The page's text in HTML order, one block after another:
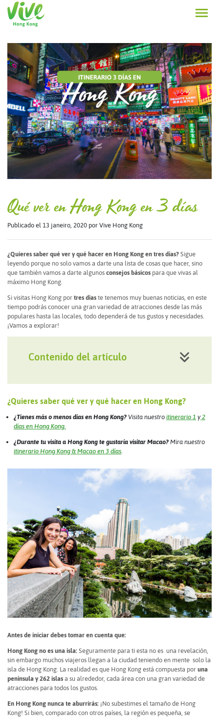
Qué ver en Hong Kong en 3 días
Publicado el 13 janeiro, 2020 por Vive Hong Kong
¿Quieres saber qué ver y qué hacer en Hong Kong en tres días? Sigue
leyendo porque no solo vamos a darte una lista de cosas que hacer, sino
que también vamos a darte algunos consejos básicos para que vivas al
máximo Hong Kong.
Si visitas Hong Kong por tres días te tenemos muy buenas noticias, en este
tiempo podrás conocer una gran variedad de atracciones desde las más
populares hasta las locales, todo dependerá de tus gustos y necesidades.
¡Vamos a explorar!
Contenido del artículo
¿Quieres saber qué ver y qué hacer en Hong Kong?
¿Tienes más o menos días en Hong Kong? Visita nuestro itinerario 1 y2
días en Hong Kong.
¿Durante tu visita a Hong Kong te gustaría visitar Macao? Mira nuestro
itinerario Hong Kong & Macao en 3 días
Antes de iniciar debes tomar en cuenta que:
Hong Kong no es una isla: Seguramente para ti esta no es una revelación,
sin embargo muchos viajeros llegan a la ciudad teniendo en mente solo la
isla de Hong Kong. La realidad es que Hong Kong está compuesta por una
península y 262 islas a su alrededor, cada área con una gran variedad de
atracciones para todos los gustos.
En Hong Kong nunca te aburrirás: ¡No subestimes el tamaño de Hong
Kong! Si bien, comparado con otros países, la región es pequeña, se